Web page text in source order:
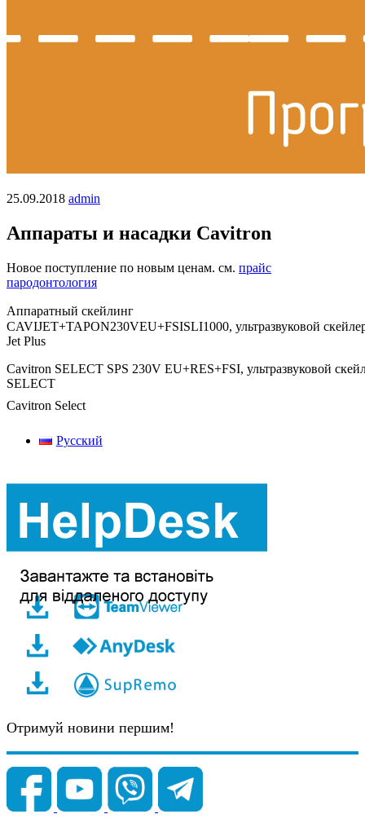
25.09.2018 admin
Аппараты и насадки Cavitron
Новое поступление по новым ценам. см. прайс
пародонтология
Аппаратный скейлинг
CAVIJET+TAPON230VEU+FSISLI1000, ультразвуковой
Jet Plus
Cavitron SELECT SPS 230V EU+RES+FSI, ультразвуковой
SELECT
Cavitron Select
Русский
Отримуй новини першим!